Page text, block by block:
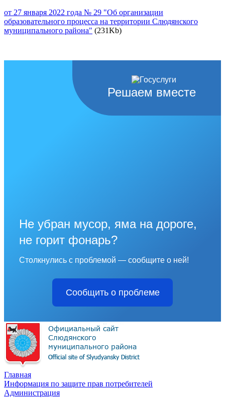
от 27 января 2022 года № 29 "Об организации
образовательного процесса на территории Слюдянского
муниципального района" (231Kb)
Решаем вместе
Не убран мусор, яма на дороге,
не горит фонарь?
Столкнулись с проблемой — сообщите о ней!
Сообщить о проблеме
Главная
Информация по защите прав потребителей
Администрация